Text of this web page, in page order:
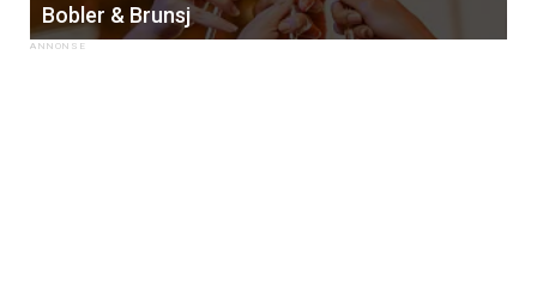
Bobler & Brunsj